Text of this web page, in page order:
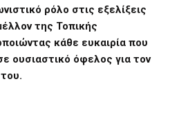
ρόλο στις εξελίξεις
της Τοπικής
κάθε ευκαιρία που
ουσιαστικό όφελος για τον